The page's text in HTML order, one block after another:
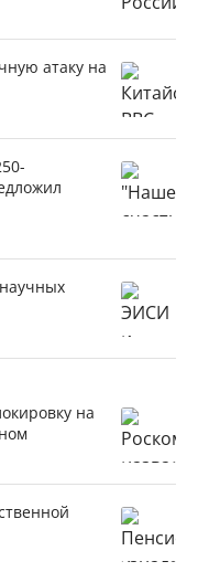
атаку на
на